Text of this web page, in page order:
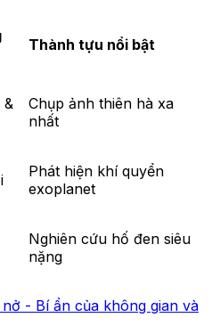
Thành tựu nổi bật
&
Chụp ảnh thiên hà xa
nhất
Phát hiện khí quyển
exoplanet
Nghiên cứu hố đen siêu
nặng
- Bí ẩn của không gian và